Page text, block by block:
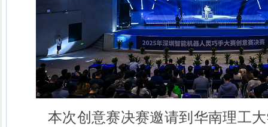
本次创意赛决赛邀请到华南理工大